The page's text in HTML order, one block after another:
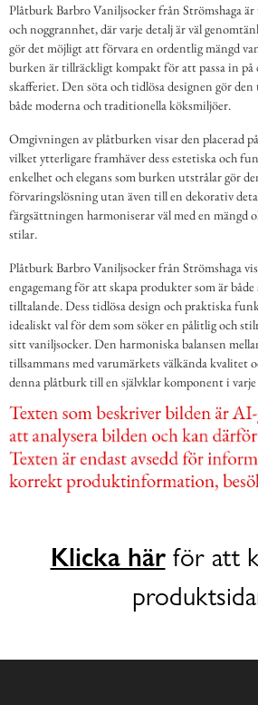
Plåtburk Barbro Vaniljsocker från Strömshaga
och noggrannhet, där varje detalj är väl
gör det möjligt att förvara en ordentlig mängd
burken är tillräckligt kompakt för att passa in på
skafferiet. Den söta och tidlösa designen gör
både moderna och traditionella köksmiljöer.
Omgivningen av plåtburken visar den placerad
vilket ytterligare framhäver dess estetiska och
enkelhet och elegans som burken utstrålar gör
förvaringslösning utan även till en dekorativ
färgsättningen harmoniserar väl med en mängd
stilar.
Plåtburk Barbro Vaniljsocker från Strömshaga
engagemang för att skapa produkter som är
tilltalande. Dess tidlösa design och praktiska
idealiskt val för dem som söker en pålitlig och
sitt vaniljsocker. Den harmoniska balansen
tillsammans med varumärkets välkända kvalitet
denna plåtburk till en självklar komponent i
Klicka härför att